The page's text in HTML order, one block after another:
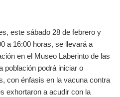
este sábado 28 de febrero y
a 16:00 horas, se llevará a
en el Museo Laberinto de las
población podrá iniciar o
con énfasis en la vacuna contra
exhortaron a acudir con la